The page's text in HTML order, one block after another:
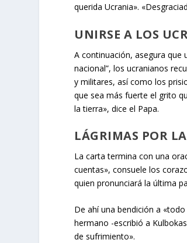
querida Ucrania».
UNIRSE A LOS
A continuación, asegura que
nacional”, los ucranianos
y militares, así como los
que sea más fuerte el grito
la tierra», dice el Papa.
LÁGRIMAS POR
La carta termina con una
cuentas», consuele los
quien pronunciará la última
De ahí una bendición a
hermano -escribió a
de sufrimiento».